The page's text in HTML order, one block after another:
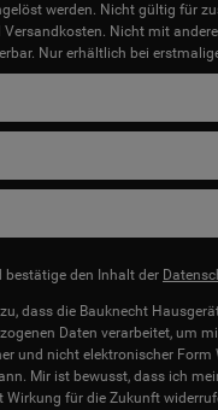
werden. Nicht gültig für
Versandkosten. Nicht mit
Nur erhältlich bei
bestätige den Inhalt der
dass die Bauknecht
Daten verarbeitet, um
und nicht elektronischer Form
Mir ist bewusst, dass ich
Wirkung für die Zukunft